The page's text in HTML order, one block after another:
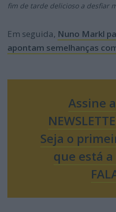
fim de tarde delicioso a desfiar
Em seguida, Nuno Markl
apontam semelhanças
Assine
Seja o
que está a